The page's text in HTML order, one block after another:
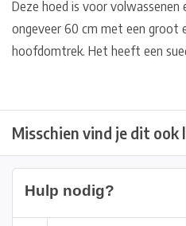
Deze hoed is voor
ongeveer 60 cm met een groot
hoofdomtrek. Het heeft een
Misschien vind je dit ook
Hulp nodig?